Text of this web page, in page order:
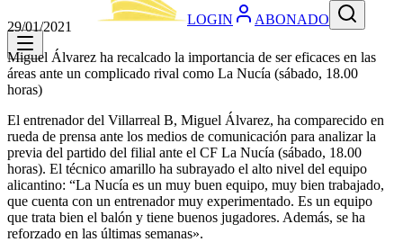
LOGIN ABONADO
29/01/2021
Miguel Álvarez ha recalcado la importancia de ser eficaces en las
áreas ante un complicado rival como La Nucía (sábado, 18.00
horas)
El entrenador del Villarreal B, Miguel Álvarez, ha comparecido en
rueda de prensa ante los medios de comunicación para analizar la
previa del partido del filial ante el CF La Nucía (sábado, 18.00
horas). El técnico amarillo ha subrayado el alto nivel del equipo
alicantino: “La Nucía es un muy buen equipo, muy bien trabajado,
que cuenta con un entrenador muy experimentado. Es un equipo
que trata bien el balón y tiene buenos jugadores. Además, se ha
reforzado en las últimas semanas».